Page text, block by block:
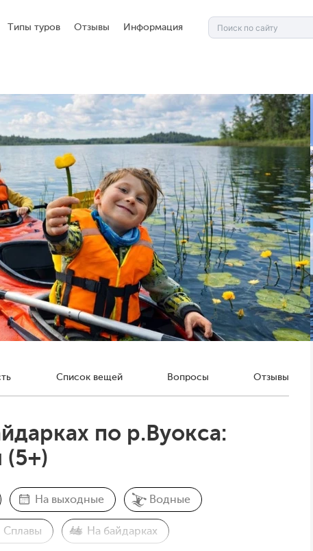
Типы туров Отзывы Информация
Список вещей Вопросы Отзывы
по р.Вуокса:
(5+)
На выходные Водные
Сплавы На байдарках